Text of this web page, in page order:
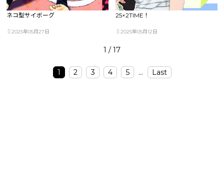
ネコ型サイボーグ
2025年05月27日
25×2TIME！
2025年05月12日
1 / 17
1 2 3 4 5 ... Last